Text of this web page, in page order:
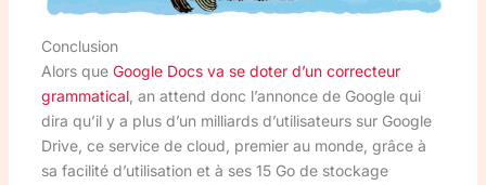
Conclusion
Alors que Google Docs va se doter d’un correcteur
grammatical, an attend donc l’annonce de Google qui
dira qu’il y a plus d’un milliards d’utilisateurs sur Google
Drive, ce service de cloud, premier au monde, grâce à
sa facilité d’utilisation et à ses 15 Go de stockage